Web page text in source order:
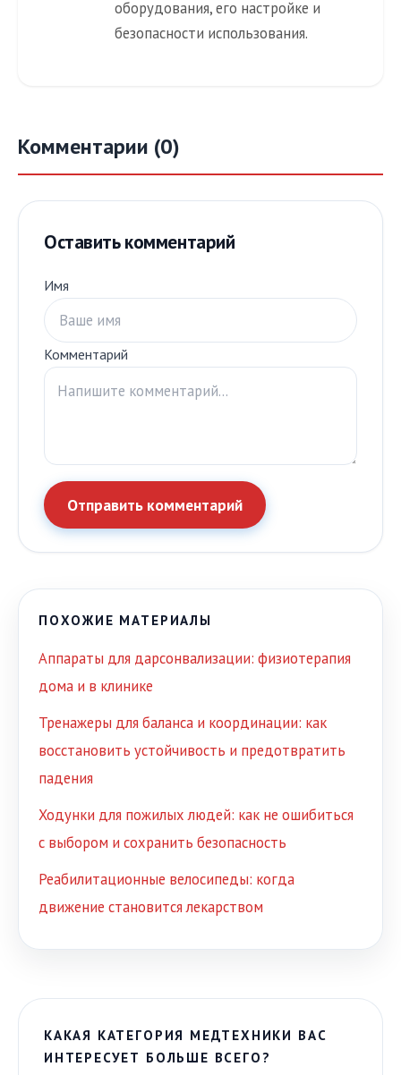
оборудования, его настройке и
безопасности использования.
Комментарии (0)
Оставить комментарий
Имя
Комментарий
Отправить комментарий
ПОХОЖИЕ МАТЕРИАЛЫ
Аппараты для дарсонвализации: физиотерапия
дома и в клинике
Тренажеры для баланса и координации: как
восстановить устойчивость и предотвратить
падения
Ходунки для пожилых людей: как не ошибиться
с выбором и сохранить безопасность
Реабилитационные велосипеды: когда
движение становится лекарством
КАКАЯ КАТЕГОРИЯ МЕДТЕХНИКИ ВАС
ИНТЕРЕСУЕТ БОЛЬШЕ ВСЕГО?